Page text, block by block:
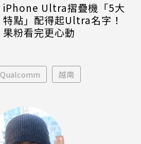
iPhone Ultra摺疊機「5大
特點」配得起Ultra名字！
果粉看完更心動
Qualcomm 越南